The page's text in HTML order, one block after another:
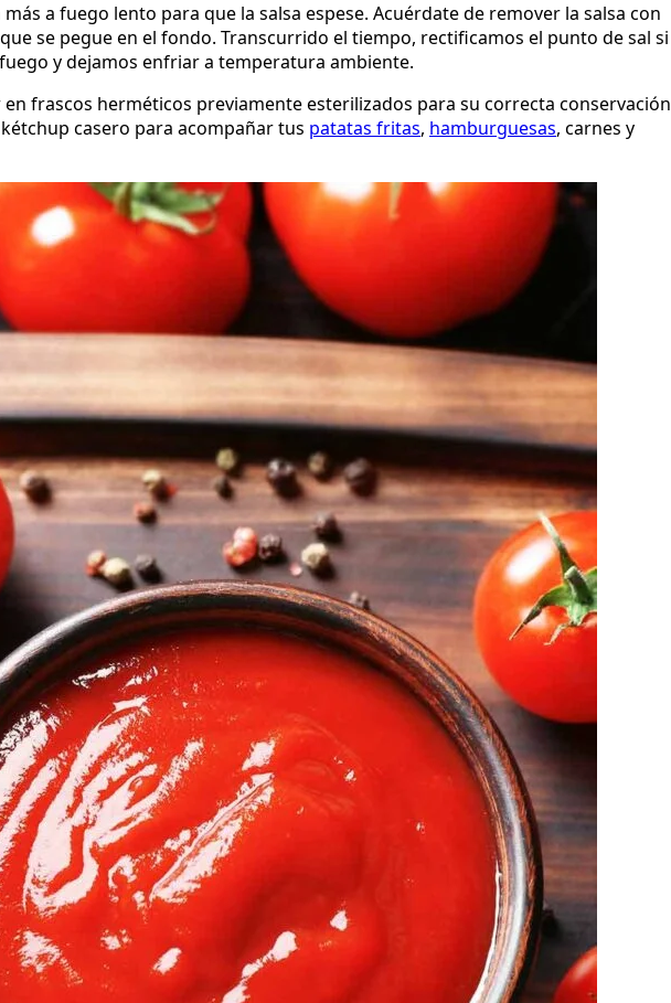
a fuego lento para que la salsa espese. Acuérdate de remover la salsa con
se pegue en el fondo. Transcurrido el tiempo, rectificamos el punto de sal si
y dejamos enfriar a temperatura ambiente.
frascos herméticos previamente esterilizados para su correcta conservación
casero para acompañar tus patatas fritas, hamburguesas, carnes y